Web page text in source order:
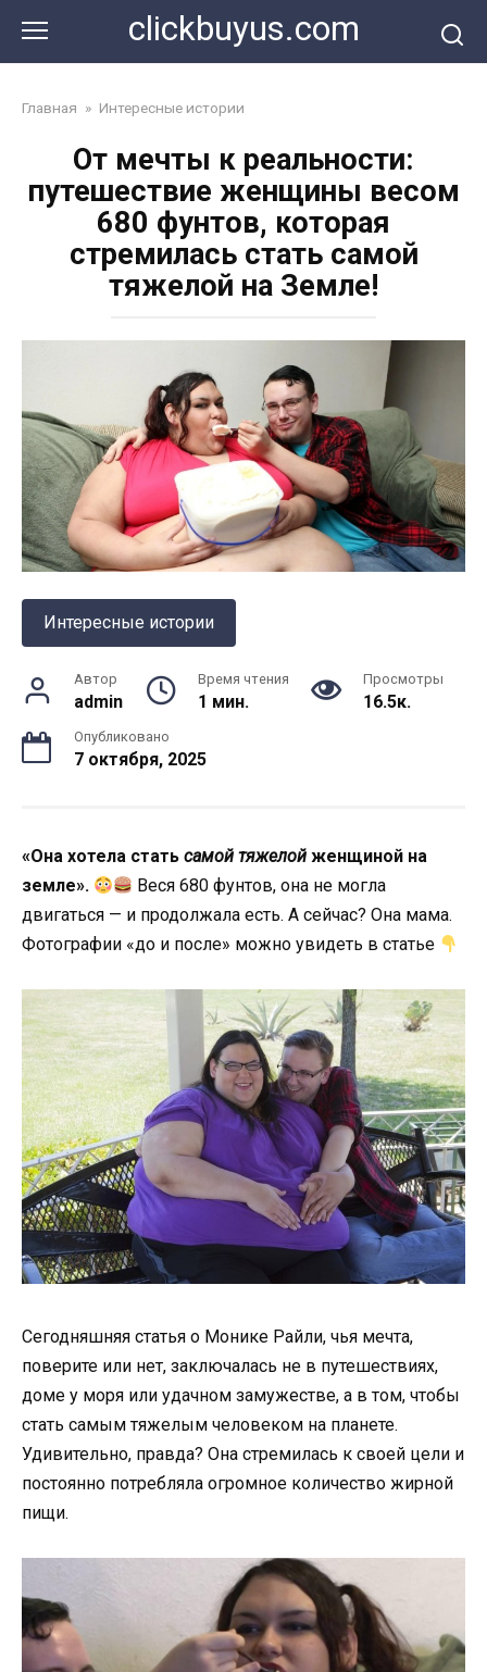
контенту
clickbuyus.com
Главная » Интересные истории
От мечты к реальности:
путешествие женщины весом
680 фунтов, которая
стремилась стать самой
тяжелой на Земле!
Интересные истории
Автор
admin
Время чтения
1 мин.
Просмотры
16.5к.
Опубликовано
7 октября, 2025
«Она хотела стать самой тяжелой женщиной на
земле».
Веся 680 фунтов, она не могла
двигаться — и продолжала есть. А сейчас? Она мама.
Фотографии «до и после» можно увидеть в статье
Сегодняшняя статья о Монике Райли, чья мечта,
поверите или нет, заключалась не в путешествиях,
доме у моря или удачном замужестве, а в том, чтобы
стать самым тяжелым человеком на планете.
Удивительно, правда? Она стремилась к своей цели и
постоянно потребляла огромное количество жирной
пищи.